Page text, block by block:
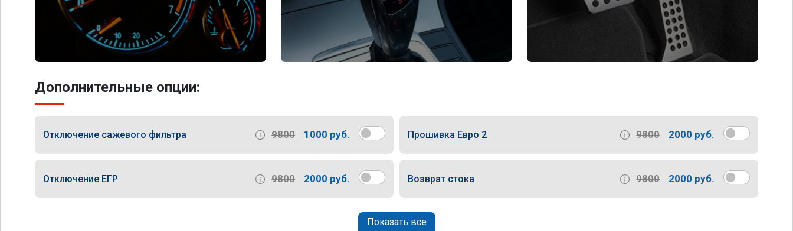
Дополнительные опции:
Отключение сажевого фильтра 9800 1000 руб. Прошивка Евро 2 9800 2000 руб.
Отключение ЕГР 9800 2000 руб. Возврат стока 9800 2000 руб.
Показать все